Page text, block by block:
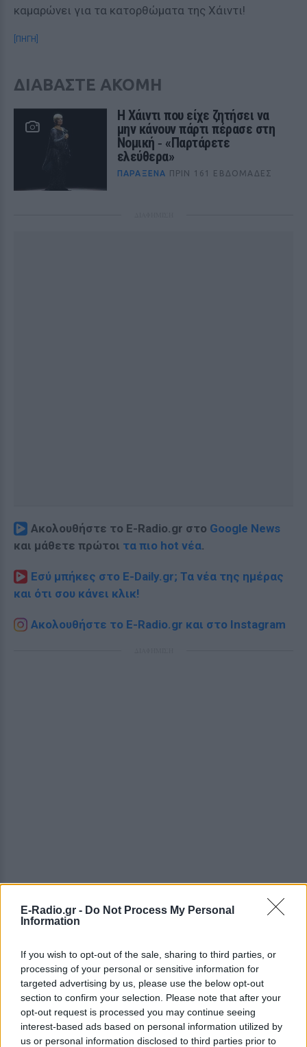
E-Radio.gr - Do Not Process My Personal
Information
If you wish to opt-out of the sale, sharing to third parties, or
processing of your personal or sensitive information for
targeted advertising by us, please use the below opt-out
section to confirm your selection. Please note that after your
opt-out request is processed you may continue seeing
interest-based ads based on personal information utilized by
us or personal information disclosed to third parties prior to
καμαρώνει για τα κατορθώματα της Χάιντι!
[ΠΗΓΗ]
ΔΙΑΒΑΣΤΕ ΑΚΟΜΗ
Η Χάιντι που είχε ζητήσει να
μην κάνουν πάρτι πέρασε στη
Νομική ‑ «Παρτάρετε
ελεύθερα»
ΠΑΡΆΞΕΝΑ ΠΡΙΝ 161 ΕΒΔΟΜΆΔΕΣ
Ακολουθήστε το E-Radio.gr στο Google News
και μάθετε πρώτοι τα πιο hot νέα.
Εσύ μπήκες στο E-Daily.gr; Τα νέα της ημέρας
και ότι σου κάνει κλικ!
Ακολουθήστε το E-Radio.gr και στο Instagram
ΔΕΙΤΕ ΕΠΙΣΗΣ
ΣΤΗΝ ΙΔΙΑ ΚΑΤΗΓΟΡΙΑ